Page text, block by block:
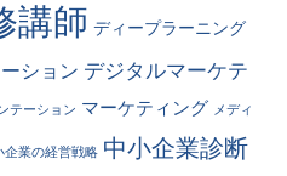
講師 ディープラーニング
ション デジタルマーケテ
テーション マーケティング メディ
企業の経営戦略 中小企業診断